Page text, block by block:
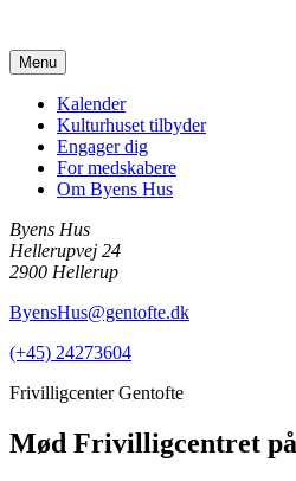
Menu
Kalender
Kulturhuset tilbyder
Engager dig
For medskabere
Om Byens Hus
Byens Hus
Hellerupvej 24
2900 Hellerup
ByensHus@gentofte.dk
(+45) 24273604
Frivilligcenter Gentofte
Mød Frivilligcentret